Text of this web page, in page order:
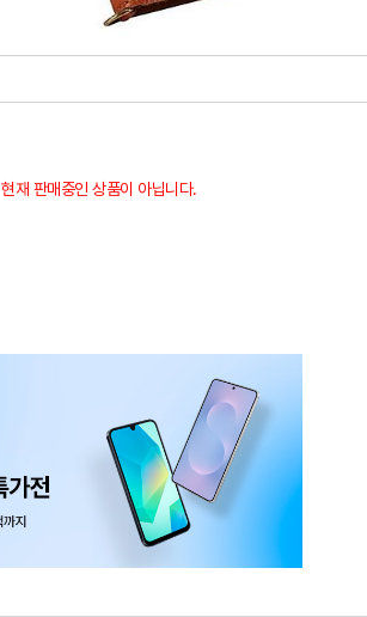
현재 판매중인 상품이 아닙니다.